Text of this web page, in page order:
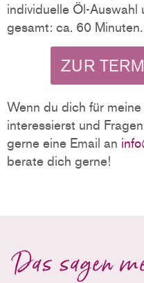
individuelle Öl-Auswahl
gesamt: ca. 60 Minuten.
ZUR
Wenn du dich für
interessierst und
gerne eine Email an
berate dich gerne!
Das sagen